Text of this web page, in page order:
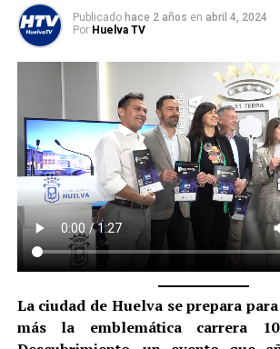
Publicado hace 2 años en abril 4, 2024
Por Huelva TV
La ciudad de Huelva se prepara
más la emblemática carrera